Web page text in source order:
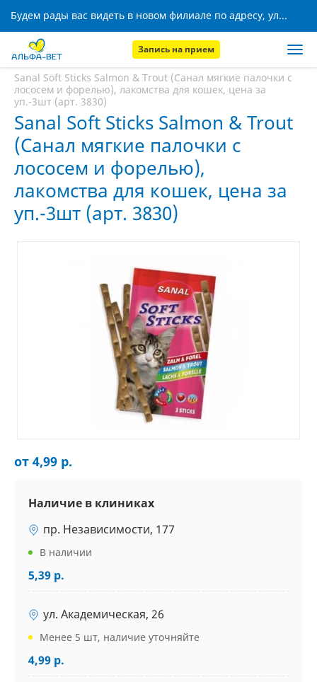
Будем рады вас видеть в новом филиале по адресу, ул. Кижеватова, 8!
Запись на прием
Главная
Sanal Soft Sticks Salmon & Trout (Санал мягкие палочки с
лососем и форелью), лакомства для кошек, цена за
уп.-3шт (арт. 3830)
Sanal Soft Sticks Salmon & Trout
(Санал мягкие палочки с
лососем и форелью),
лакомства для кошек, цена за
уп.-3шт (арт. 3830)
от 4,99 р.
Наличие в клиниках
пр. Независимости, 177
В наличии
5,39 р.
ул. Академическая, 26
Менее 5 шт, наличие уточняйте
4,99 р.